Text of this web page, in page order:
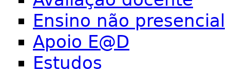
Ensino não presencial
Apoio E@D
Estudos